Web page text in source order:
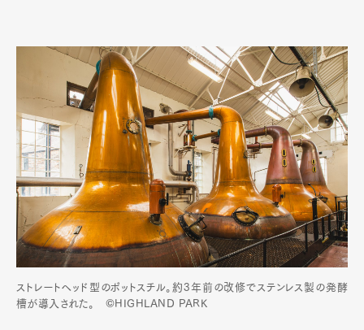
Pen Meet
Pen international Pen tw
ストレートヘッド型のポットスチル。約3年前の改修でステンレス製の発酵
槽が導入された。 ©HIGHLAND PARK